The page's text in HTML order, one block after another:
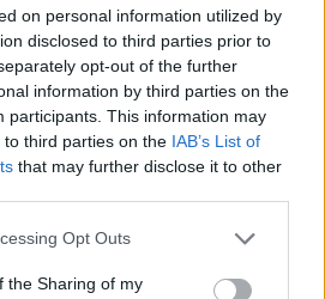
on personal information utilized by
disclosed to third parties prior to
opt-out of the further
information by third parties on the
participants. This information may
third parties on the IAB’s List of
that may further disclose it to other
Opt Outs
the Sharing of my
valamiért valamelyik pártot, az
akitől a saját és a családja
Ezért is volt a döbbenet
belüli "értelmiségiek" 2022-
a választást ellenőrizni.
ezek tényleg a Fideszre